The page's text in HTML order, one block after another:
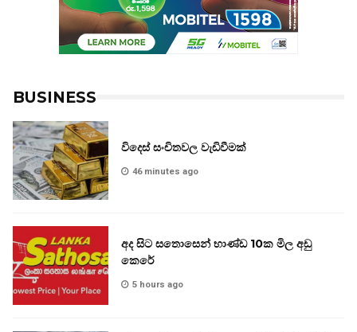
BUSINESS
විදෙස් සංචිතවල වැඩිවීමක්
46 minutes ago
අද සිට සතොසෙන් භාණ්ඩ 10ක මිල අඩු
කෙරේ
5 hours ago